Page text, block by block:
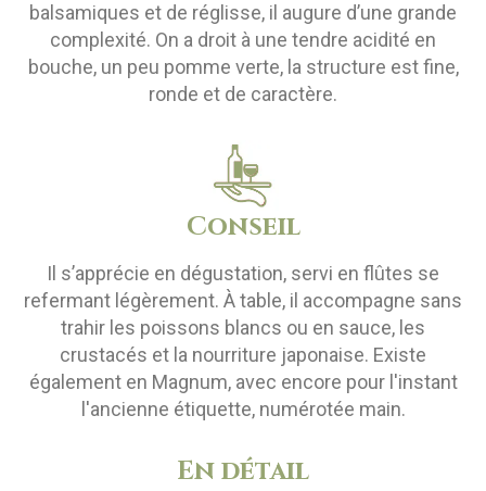
balsamiques et de réglisse, il augure d’une grande
complexité. On a droit à une tendre acidité en
bouche, un peu pomme verte, la structure est fine,
ronde et de caractère.
Conseil
Il s’apprécie en dégustation, servi en flûtes se
refermant légèrement. À table, il accompagne sans
trahir les poissons blancs ou en sauce, les
crustacés et la nourriture japonaise. Existe
également en Magnum, avec encore pour l'instant
l'ancienne étiquette, numérotée main.
En détail